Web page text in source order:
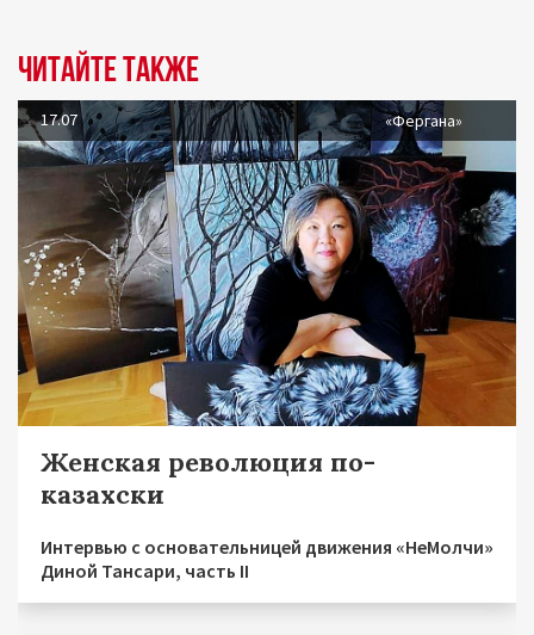
Читайте также
17.07 «Фергана»
Женская революция по-
казахски
Интервью с основательницей движения «НеМолчи»
Диной Тансари, часть II